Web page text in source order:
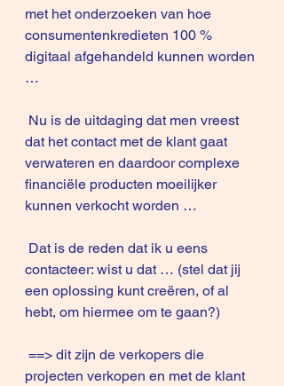
met het onderzoeken van hoe
consumentenkredieten 100 %
digitaal afgehandeld kunnen worden
…
dat het contact met de klant gaat
verwateren en daardoor complexe
financiële producten moeilijker
kunnen verkocht worden …
contacteer: wist u dat … (stel dat jij
een oplossing kunt creëren, of al
hebt, om hiermee om te gaan?)
projecten verkopen en met de klant